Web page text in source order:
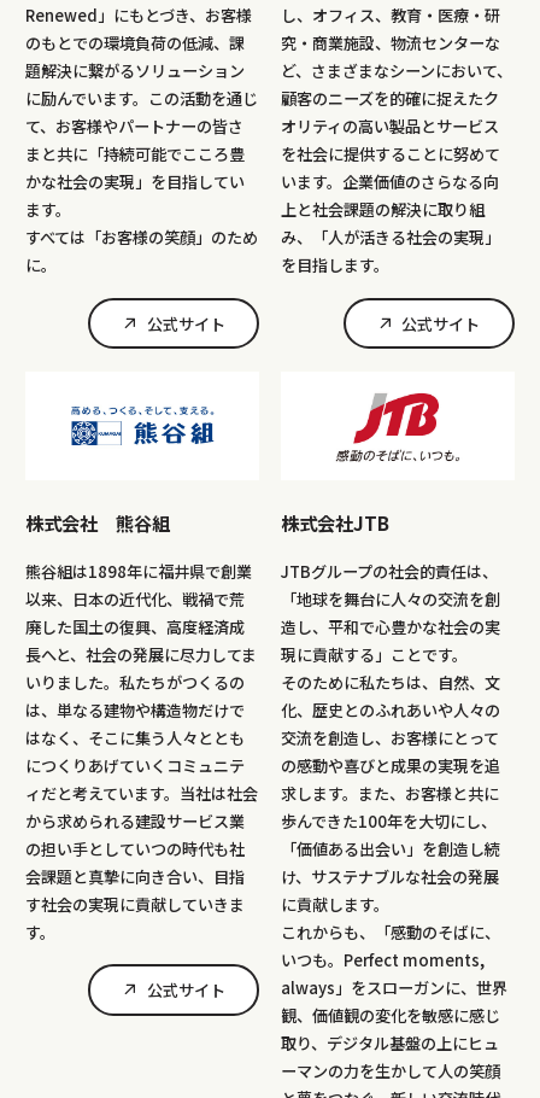
Renewed」にもとづき、お客様
のもとでの環境負荷の低減、課
題解決に繋がるソリューション
に励んでいます。この活動を通じ
て、お客様やパートナーの皆さ
まと共に「持続可能でこころ豊
かな社会の実現」を目指してい
ます。
すべては「お客様の笑顔」のため
に。
公式サイト
し、オフィス、教育・医療・研
究・商業施設、物流センターな
ど、さまざまなシーンにおいて、
顧客のニーズを的確に捉えたク
オリティの高い製品とサービス
を社会に提供することに努めて
います。企業価値のさらなる向
上と社会課題の解決に取り組
み、「人が活きる社会の実現」
を目指します。
公式サイト
株式会社 熊谷組
熊谷組は1898年に福井県で創業
以来、日本の近代化、戦禍で荒
廃した国土の復興、高度経済成
長へと、社会の発展に尽力してま
いりました。私たちがつくるの
は、単なる建物や構造物だけで
はなく、そこに集う人々ととも
につくりあげていくコミュニテ
ィだと考えています。当社は社会
から求められる建設サービス業
の担い手としていつの時代も社
会課題と真摯に向き合い、目指
す社会の実現に貢献していきま
す。
公式サイト
株式会社JTB
JTBグループの社会的責任は、
「地球を舞台に人々の交流を創
造し、平和で心豊かな社会の実
現に貢献する」ことです。
そのために私たちは、自然、文
化、歴史とのふれあいや人々の
交流を創造し、お客様にとって
の感動や喜びと成果の実現を追
求します。また、お客様と共に
歩んできた100年を大切にし、
「価値ある出会い」を創造し続
け、サステナブルな社会の発展
に貢献します。
これからも、「感動のそばに、
いつも。Perfect moments,
always」をスローガンに、世界
観、価値観の変化を敏感に感じ
取り、デジタル基盤の上にヒュ
ーマンの力を生かして人の笑顔